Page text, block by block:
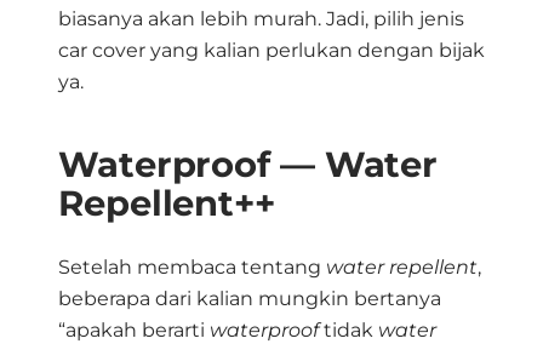
biasanya akan lebih murah. Jadi, pilih jenis
car cover yang kalian perlukan dengan bijak
ya.
Waterproof — Water
Repellent++
Setelah membaca tentang water repellent,
beberapa dari kalian mungkin bertanya
“apakah berarti waterprooftidak water